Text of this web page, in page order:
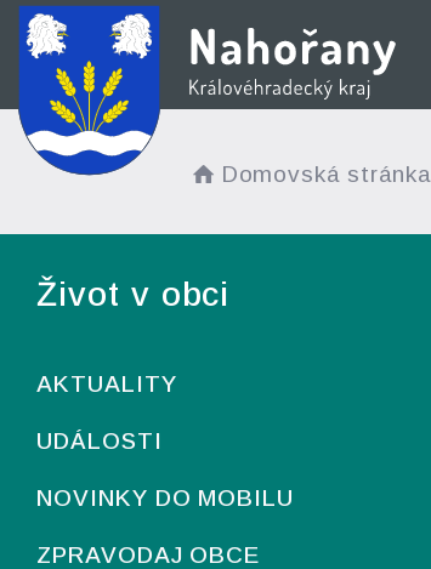
Domovská stránka
Život v obci
AKTUALITY
UDÁLOSTI
NOVINKY DO MOBILU
ZPRAVODAJ OBCE